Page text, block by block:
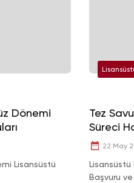
Dönemi
Lisansüstü
Tez
Süreci
22 May
Lisansüstü
Başvuru ve